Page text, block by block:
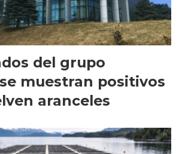
del grupo
muestran positivos
aranceles